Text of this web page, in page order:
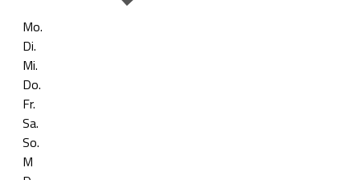
Mo.
Di.
Mi.
Do.
Fr.
Sa.
So.
M